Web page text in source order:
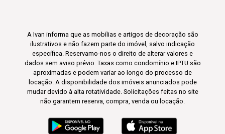
A Ivan informa que as mobílias e artigos de decoração são
ilustrativos e não fazem parte do imóvel, salvo indicação
específica. Reservamo-nos o direito de alterar valores e
dados sem aviso prévio. Taxas como condomínio e IPTU são
aproximadas e podem variar ao longo do processo de
locação. A disponibilidade dos imóveis anunciados pode
mudar devido à alta rotatividade. Solicitações feitas no site
não garantem reserva, compra, venda ou locação.